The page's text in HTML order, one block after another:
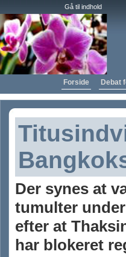
Gå til indhold
Forside Debat
Der synes at
tumulter
efter at
har blokeret